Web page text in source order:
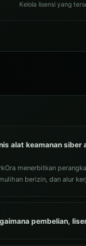
Kelola lisensi yang
alat keamanan siber
menerbitkan
berizin, dan alur
pembelian,